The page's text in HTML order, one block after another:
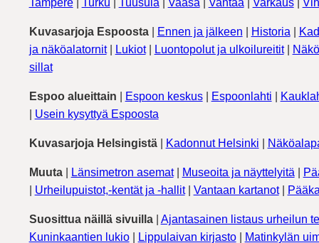
Kuvasarjoja Espoosta| Ennen ja jälkeen Historia
ja näköalatornit| Lukiot| Luontopolut ja ulkoilureitit|
sillat
Espoo alueittain Espoon keskus| Espoonlahti
Usein kysyttyä Espoosta
Kuvasarjoja Helsingistä| Kadonnut Helsinki
Muuta| Länsimetron asemat| Museoita ja näyttelyitä
Urheilupuistot,-kentät ja -hallit| Vantaan kartanot|
Suosittua näillä sivuilla| Ajantasainen listaus urheilun
Kuninkaantien lukio| Lippulaivan kirjasto| Matinkylän